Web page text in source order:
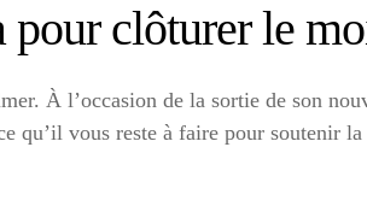
clôturer le
À l’occasion de la sortie de son
qu’il vous reste à faire pour soutenir